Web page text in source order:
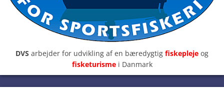
DVS arbejder for udvikling af en bæredygtig fiskepleje og
fisketurisme i Danmark